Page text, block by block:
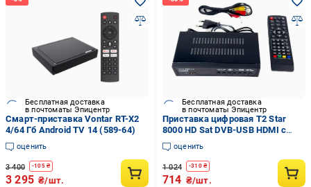
Бесплатная доставка
в почтоматы Эпицентр
Смарт-приставка Vontar RT-X2
4/64 Гб Android TV 14 (589-64)
оценить
3 400 -105₴
3 295 ₴/шт.
Бесплатная доставка
в почтоматы Эпицентр
Приставка цифровая T2 Star
8000 HD Sat DVB-USB HDMI с
пультом Черный (2390000007)
оценить
1 024 -310₴
714 ₴/шт.